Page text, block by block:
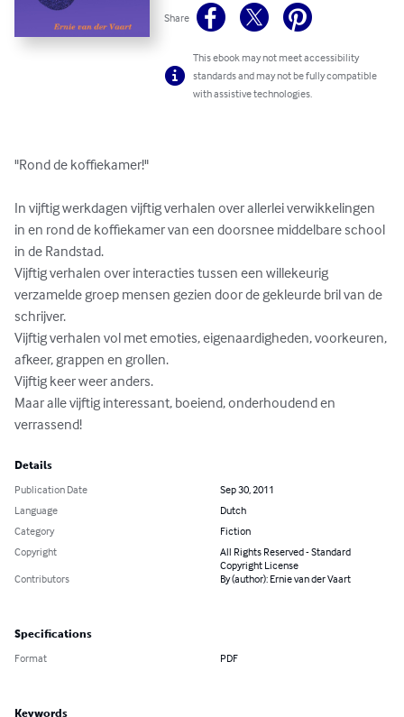
Share
This ebook may not meet accessibility
standards and may not be fully compatible
with assistive technologies.
"Rond de koffiekamer!"
In vijftig werkdagen vijftig verhalen over allerlei verwikkelingen
in en rond de koffiekamer van een doorsnee middelbare school
in de Randstad.
Vijftig verhalen over interacties tussen een willekeurig
verzamelde groep mensen gezien door de gekleurde bril van de
schrijver.
Vijftig verhalen vol met emoties, eigenaardigheden, voorkeuren,
afkeer, grappen en grollen.
Vijftig keer weer anders.
Maar alle vijftig interessant, boeiend, onderhoudend en
verrassend!
Details
Publication Date
Sep 30, 2011
Language
Dutch
Category
Fiction
Copyright
All Rights Reserved - Standard
Copyright License
Contributors
By (author): Ernie van der Vaart
Specifications
Format PDF
Keywords